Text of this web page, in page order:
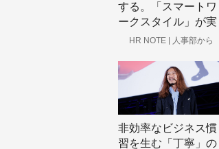
する。「スマートワ
ークスタイル」が実
現する本当の “働き
コミュニケーション
ズ川田
HR NOTE | 人事部から
非効率なビジネス慣
習を生む「丁寧」の